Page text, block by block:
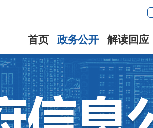
首页 政务公开 解读回应